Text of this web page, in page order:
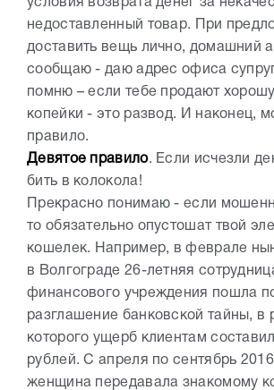
недоставленный товар. При
доставить вещь лично, домашний
сообщаю - даю адрес офиса
помню – если тебе продают
копейки - это развод. И наконец,
правило.
Девятое правило. Если исчезли
бить в колокола!
Прекрасно понимаю - если
то обязательно опустошат твой
кошелек. Например, в феврале
в Волгограде 26-летняя
финансового учреждения пошла
разглашение банковской тайны, в
которого ущерб клиентам
рублей. С апреля по сентябрь 2016
женщина передавала знакомому